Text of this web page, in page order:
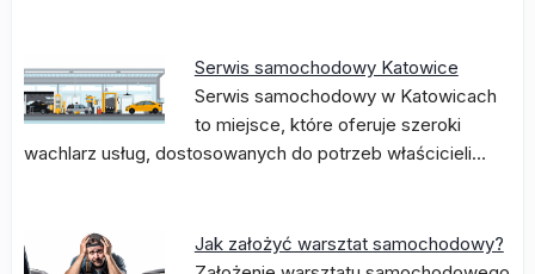
Serwis samochodowy Katowice
Serwis samochodowy w Katowicach
to miejsce, które oferuje szeroki
wachlarz usług, dostosowanych do potrzeb właścicieli…
Jak założyć warsztat samochodowy?